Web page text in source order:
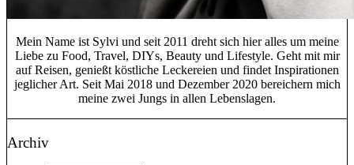
Mein Name ist Sylvi und seit 2011 dreht sich hier alles um meine
Liebe zu Food, Travel, DIYs, Beauty und Lifestyle. Geht mit mir
auf Reisen, genießt köstliche Leckereien und findet Inspirationen
jeglicher Art. Seit Mai 2018 und Dezember 2020 bereichern mich
meine zwei Jungs in allen Lebenslagen.
Archiv